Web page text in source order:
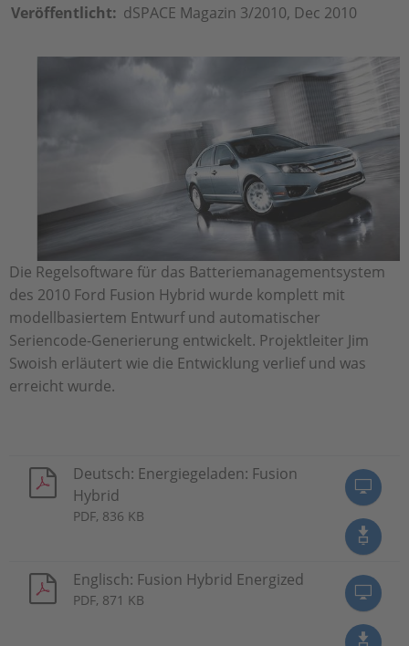
Karriere
Veröffentlicht: dSPACE Magazin 3/2010, Dec 2010
Die Regelsoftware für das Batteriemanagementsystem
des 2010 Ford Fusion Hybrid wurde komplett mit
modellbasiertem Entwurf und automatischer
Seriencode-Generierung entwickelt. Projektleiter Jim
Swoish erläutert wie die Entwicklung verlief und was
erreicht wurde.
Deutsch: Energiegeladen: Fusion
Hybrid
PDF, 836 KB
Englisch: Fusion Hybrid Energized
PDF, 871 KB